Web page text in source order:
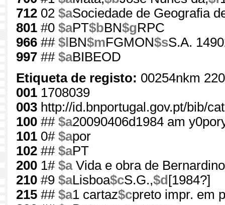
712 02 $aSociedade de Geografia
801 #0 $aPT$bBN$gRPC
966 ## $l BN$mFGMON$sS.A.
997 ## $aBIBEOD
Etiqueta de registo: 00254nkm
001 1708039
003 http://id.bnportugal.gov.pt/bib/
100 ## $a20090406d1984 am
101 0# $apor
102 ## $aPT
200 1# $aVida e obra de
210 #9 $aLisboa$cS.G.,$d [1984?]
215 ## $a1 cartaz$cpreto impr. em